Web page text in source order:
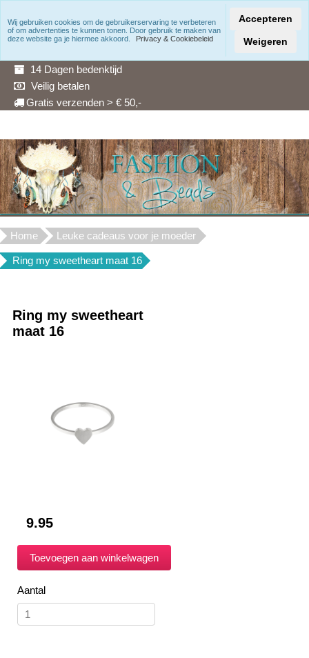
Snelle levering
14 Dagen bedenktijd
Veilig betalen
Gratis verzenden > € 50,-
Home Leuke cadeaus voor je moeder
Ring my sweetheart maat 16
Ring my sweetheart
maat 16
9.95
Aantal
Wij gebruiken cookies om de gebruikerservaring te verbeteren
of om advertenties te kunnen tonen. Door gebruik te maken van
deze website ga je hiermee akkoord.
Privacy & Cookiebeleid
Accepteren
Weigeren